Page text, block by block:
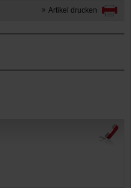
Artikel drucken